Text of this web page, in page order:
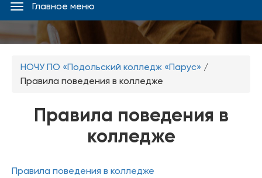
Главное
меню
Главное меню
Вы
здесь
НОЧУ ПО «Подольский колледж «Парус» /
Правила поведения в колледже
Правила поведения в
колледже
Правила поведения в колледже